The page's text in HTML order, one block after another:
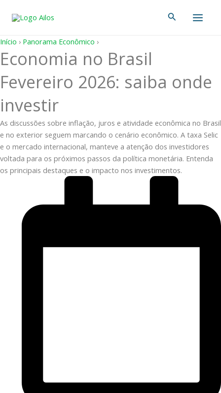
para
conteúdo
Pesquisar
Início › Panorama Econômico ›
Economia no Brasil
Fevereiro 2026: saiba onde
investir
As discussões sobre inflação, juros e atividade econômica no Brasil
e no exterior seguem marcando o cenário econômico. A taxa Selic
e o mercado internacional, manteve a atenção dos investidores
voltada para os próximos passos da política monetária. Entenda
os principais destaques e o impacto nos investimentos.